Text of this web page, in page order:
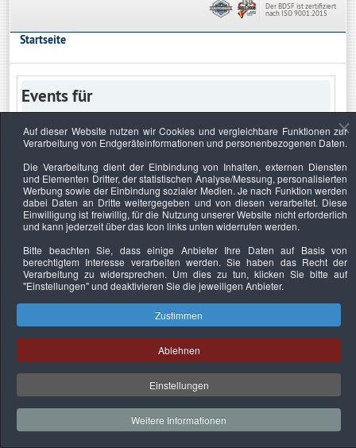
Der BDSF ist zertifiziert
nach ISO 9001:2015
Startseite
Events für
Keine Termine
Datenschutzerklärung Urheberrechtsnachweise Nachhaltigkeit
Copyright © 2026. Bundesverband Deutscher
Sachverständiger und Fachgutachter e.V..
Auf dieser Website nutzen wir Cookies und vergleichbare Funktionen zur
Verarbeitung von Endgeräteinformationen und personenbezogenen Daten.
Die Verarbeitung dient der Einbindung von Inhalten, externen Diensten
und Elementen Dritter, der statistischen Analyse/Messung, personalisierten
Werbung sowie der Einbindung sozialer Medien. Je nach Funktion werden
dabei Daten an Dritte weitergegeben und von diesen verarbeitet. Diese
Einwilligung ist freiwillig, für die Nutzung unserer Website nicht erforderlich
und kann jederzeit über das Icon links unten widerrufen werden.
Bitte beachten Sie, dass einige Anbieter Ihre Daten auf Basis von
berechtigtem Interesse verarbeiten werden. Sie haben das Recht der
Verarbeitung zu widersprechen. Um dies zu tun, klicken Sie bitte auf
"Einstellungen"und deaktivieren Sie die jeweiligen Anbieter.
Zustimmen
Ablehnen
Einstellungen
Weitere Informationen